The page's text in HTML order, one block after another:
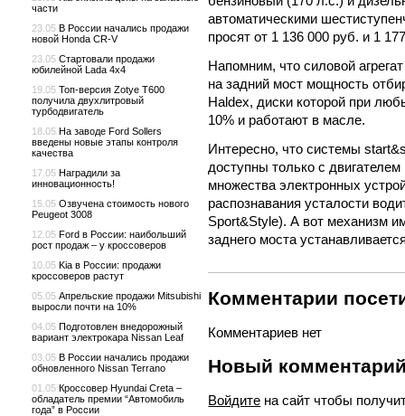
автоматическими
просят от 1 136 000 руб. и 1
Напомним, что силовой
на задний мост мощность
Haldex, диски которой при
10% и работают в масле.
Интересно, что системы
доступны только с
множества электронных
распознавания усталости
Sport&Style). А вот механизм
заднего моста
Комментарии
Комментариев нет
Новый
Войдите на сайт чтобы
части
23.05 В России начались продажи
новой Honda CR-V
23.05 Стартовали продажи
юбилейной Lada 4x4
19.05 Топ-версия Zotye T600
получила двухлитровый
турбодвигатель
18.05 На заводе Ford Sollers
введены новые этапы контроля
качества
17.05 Наградили за
инновационность!
15.05 Озвучена стоимость нового
Peugeot 3008
12.05 Ford в России: наибольший
рост продаж – у кроссоверов
10.05 Kia в России: продажи
кроссоверов растут
05.05 Апрельские продажи Mitsubishi
выросли почти на 10%
04.05 Подготовлен внедорожный
вариант электрокара Nissan Leaf
03.05 В России начались продажи
обновленного Nissan Terrano
01.05 Кроссовер Hyundai Creta –
обладатель премии “Автомобиль
года” в России